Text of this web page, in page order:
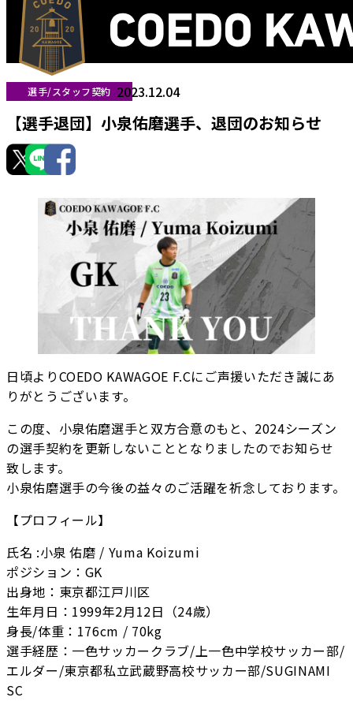
選手/スタッフ契約 2023.12.04
【選手退団】小泉佑磨選手、退団のお知らせ
日頃よりCOEDO KAWAGOE F.Cにご声援いただき誠にあ
りがとうございます。
この度、小泉佑磨選手と双方合意のもと、2024シーズン
の選手契約を更新しないこととなりましたのでお知らせ
致します。
小泉佑磨選手の今後の益々のご活躍を祈念しております。
【プロフィール】
氏名 :小泉 佑磨 / Yuma Koizumi
ポジション：GK
出身地：東京都江戸川区
生年月日：1999年2月12日（24歳）
身長/体重：176cm / 70kg
選手経歴：一色サッカークラブ/上一色中学校サッカー部/
エルダー/東京都私立武蔵野高校サッカー部/SUGINAMI
SC